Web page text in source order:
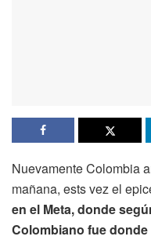
Nuevamente Colombia
mañana, ests vez el
en el Meta, donde
Colombiano fue